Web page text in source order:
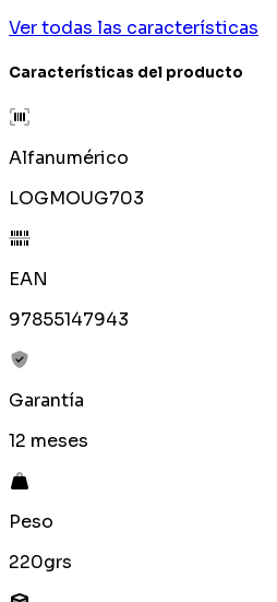
Ver todas las características
Características del producto
Alfanumérico
LOGMOUG703
EAN
97855147943
Garantía
12 meses
Peso
220grs